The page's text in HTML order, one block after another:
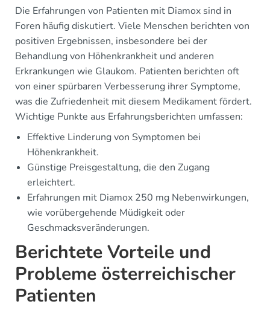
Die Erfahrungen von Patienten mit Diamox sind in
Foren häufig diskutiert. Viele Menschen berichten von
positiven Ergebnissen, insbesondere bei der
Behandlung von Höhenkrankheit und anderen
Erkrankungen wie Glaukom. Patienten berichten oft
von einer spürbaren Verbesserung ihrer Symptome,
was die Zufriedenheit mit diesem Medikament fördert.
Wichtige Punkte aus Erfahrungsberichten umfassen:
Effektive Linderung von Symptomen bei
Höhenkrankheit.
Günstige Preisgestaltung, die den Zugang
erleichtert.
Erfahrungen mit Diamox 250 mg Nebenwirkungen,
wie vorübergehende Müdigkeit oder
Geschmacksveränderungen.
Berichtete Vorteile und
Probleme österreichischer
Patienten